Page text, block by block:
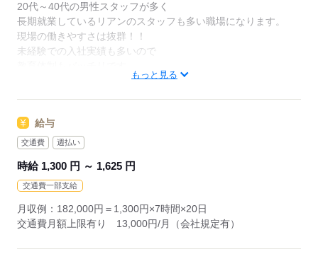
ー空箱と交換ー
↓
箱を台車に積んで4箱積めたら所定の位置に運ぶ→この繰り返し
の作業！！
積む・運ぶなど身体を動かすのでじっとしているよりも身体を
動かすのが好きな方にはオススメ◎
男性スタッフが多く活躍している職場になります！！
20代～40代の男性スタッフが多く
長期就業しているリアンのスタッフも多い職場になります。
現場の働きやすさは抜群！！
未経験での入社実績も多いので
もっと見る
給与
交通費 週払い
時給 1,300 円 ～ 1,625 円
交通費一部支給
月収例：182,000円＝1,300円×7時間×20日
交通費月額上限有り 13,000円/月（会社規定有）